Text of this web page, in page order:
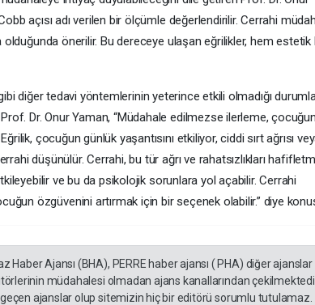
açısı adı verilen bir ölçümle değerlendirilir. Cerrahi
önerilir. Bu dereceye ulaşan eğrilikler, hem estetik
diğer tedavi yöntemlerinin yeterince etkili olmadığı
Dr. Onur Yaman, “Müdahale edilmezse ilerleme, çocuğun
çocuğun günlük yaşantısını etkiliyor, ciddi sırt ağrısı
düşünülür. Cerrahi, bu tür ağrı ve rahatsızlıkları
ve bu da psikolojik sorunlara yol açabilir. Cerrahi
özgüvenini artırmak için bir seçenek olabilir.” diye
Ajansı (BHA), PERRE haber ajansı ( PHA) diğer ajanslar
müdahalesi olmadan ajans kanallarından
ajanslar olup sitemizin hiç bir editörü sorumlu tutulamaz.